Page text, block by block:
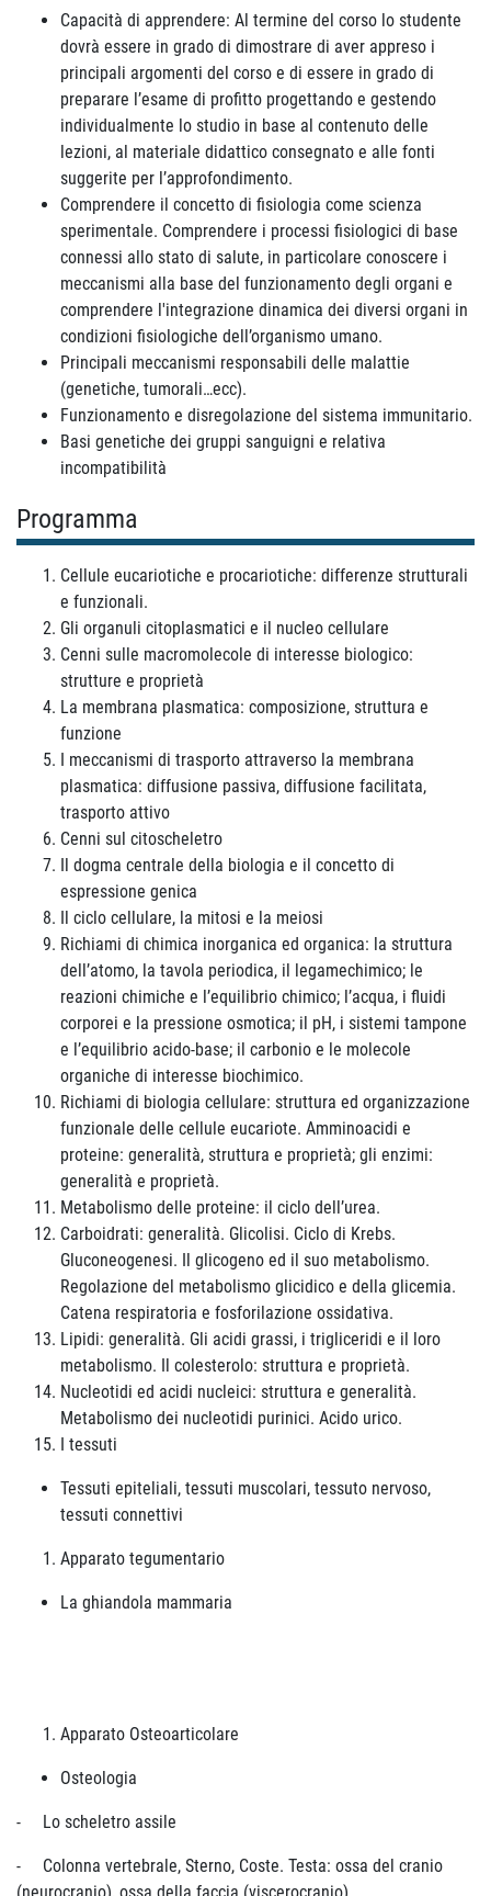
Capacità di apprendere: Al termine del corso lo studente
dovrà essere in grado di dimostrare di aver appreso i
principali argomenti del corso e di essere in grado di
preparare l’esame di profitto progettando e gestendo
individualmente lo studio in base al contenuto delle
lezioni, al materiale didattico consegnato e alle fonti
suggerite per l’approfondimento.
Comprendere il concetto di fisiologia come scienza
sperimentale. Comprendere i processi fisiologici di base
connessi allo stato di salute, in particolare conoscere i
meccanismi alla base del funzionamento degli organi e
comprendere l'integrazione dinamica dei diversi organi in
condizioni fisiologiche dell’organismo umano.
Principali meccanismi responsabili delle malattie
(genetiche, tumorali…ecc).
Funzionamento e disregolazione del sistema immunitario.
Basi genetiche dei gruppi sanguigni e relativa
incompatibilità
Programma
Cellule eucariotiche e procariotiche: differenze strutturali
e funzionali.
Gli organuli citoplasmatici e il nucleo cellulare
Cenni sulle macromolecole di interesse biologico:
strutture e proprietà
La membrana plasmatica: composizione, struttura e
funzione
I meccanismi di trasporto attraverso la membrana
plasmatica: diffusione passiva, diffusione facilitata,
trasporto attivo
Cenni sul citoscheletro
Il dogma centrale della biologia e il concetto di
espressione genica
Il ciclo cellulare, la mitosi e la meiosi
Richiami di chimica inorganica ed organica: la struttura
dell’atomo, la tavola periodica, il legamechimico; le
reazioni chimiche e l’equilibrio chimico; l’acqua, i fluidi
corporei e la pressione osmotica; il pH, i sistemi tampone
e l’equilibrio acido-base; il carbonio e le molecole
organiche di interesse biochimico.
Richiami di biologia cellulare: struttura ed organizzazione
funzionale delle cellule eucariote. Amminoacidi e
proteine: generalità, struttura e proprietà; gli enzimi:
generalità e proprietà.
Metabolismo delle proteine: il ciclo dell’urea.
Carboidrati: generalità. Glicolisi. Ciclo di Krebs.
Gluconeogenesi. Il glicogeno ed il suo metabolismo.
Regolazione del metabolismo glicidico e della glicemia.
Catena respiratoria e fosforilazione ossidativa.
Lipidi: generalità. Gli acidi grassi, i trigliceridi e il loro
metabolismo. Il colesterolo: struttura e proprietà.
Nucleotidi ed acidi nucleici: struttura e generalità.
Metabolismo dei nucleotidi purinici. Acido urico.
I tessuti
Tessuti epiteliali, tessuti muscolari, tessuto nervoso,
tessuti connettivi
Apparato tegumentario
La ghiandola mammaria
Apparato Osteoarticolare
Osteologia
- Lo scheletro assile
- Colonna vertebrale, Sterno, Coste. Testa: ossa del cranio